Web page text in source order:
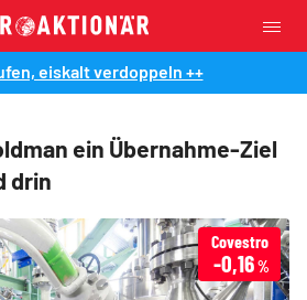
eiskalt verdoppeln ++
ein Übernahme-Ziel
drin
Covestro
-0,16%